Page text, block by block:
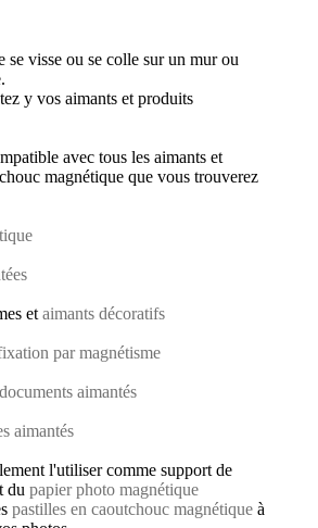
se visse ou se colle sur un mur ou
y vos aimants et produits
avec tous les aimants et
magnétique que vous trouverez
etaimants décoratifs
par magnétisme
aimantés
aimantés
l'utiliser comme support de
dupapier photo magnétique
pastilles en caoutchouc magnétique à